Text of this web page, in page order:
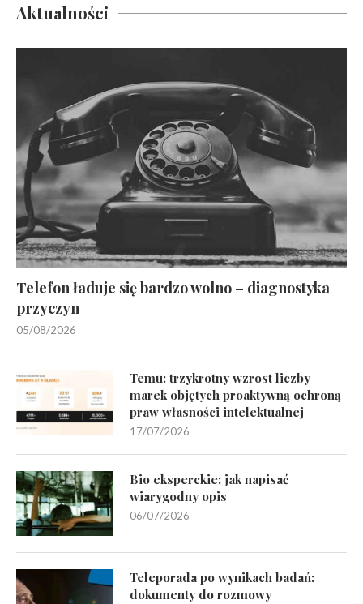
Aktualności
Telefon ładuje się bardzo wolno – diagnostyka
przyczyn
05/08/2026
Temu: trzykrotny wzrost liczby
marek objętych proaktywną ochroną
praw własności intelektualnej
17/07/2026
Bio eksperckie: jak napisać
wiarygodny opis
06/07/2026
Teleporada po wynikach badań:
dokumenty do rozmowy